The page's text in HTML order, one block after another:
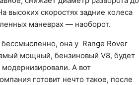
высоких скоростях задние колеса
маневрах — наоборот.
она у Range Rover
мощный, бензиновый V8, будет
модернизировали. А вот
готовит нечто такое, после